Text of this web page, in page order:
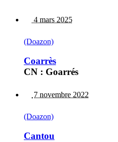
4 mars 2025
(Doazon)
Coarrès
CN : Goarrés
7 novembre 2022
(Doazon)
Cantou